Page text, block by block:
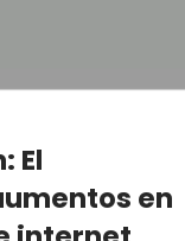
El
en